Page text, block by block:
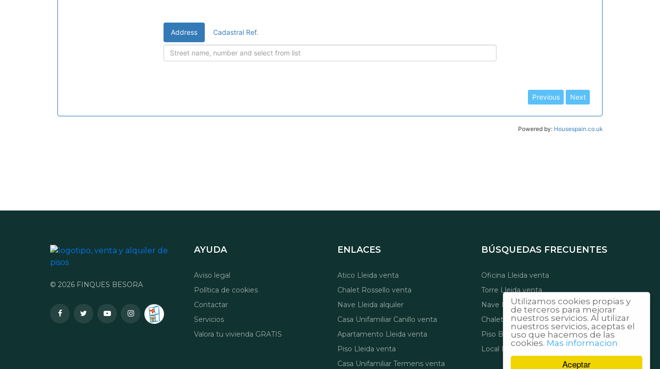
Aceptar
Utilizamos cookies propias y
de terceros para mejorar
nuestros servicios. Al utilizar
nuestros servicios, aceptas el
uso que hacemos de las
cookies. Mas informacion
© 2026 FINQUES BESORA
AYUDA
Aviso legal
Política de cookies
Contactar
Servicios
Valora tu vivienda GRATIS
ENLACES
Atico Lleida venta
Chalet Rossello venta
Nave Lleida alquiler
Casa Unifamiliar Canillo venta
Apartamento Lleida venta
Piso Lleida venta
Casa Unifamiliar Termens venta
BÚSQUEDAS FRECUENTES
Oficina Lleida venta
Torre Lleida venta
Nave Lleida venta
Chalet Adosado Canillo venta
Piso Balaguer venta
Local Lleida alquiler